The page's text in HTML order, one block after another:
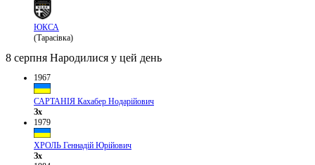
ЮКСА
(Тарасівка)
8 серпня Народилися у цей день
1967
САРТАНІЯ Кахабер Нодарійович
Зх
1979
ХРОЛЬ Геннадій Юрійович
Зх